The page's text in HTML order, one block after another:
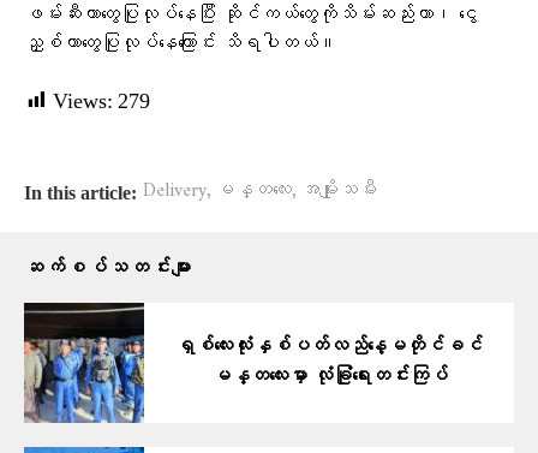
ဖမ်းဆီးတာတွေပြုလုပ်နေပြီး ဆိုင်ကယ်တွေကိုသိမ်းဆည်းတာ၊ ငွေ
ညှစ်တာတွေပြုလုပ်နေကြောင်း သိရပါတယ်။
Views: 279
In this article: Delivery, မန္တလေး, အမျိုးသမီး
ဆက်စပ်သတင်းများ
ရှစ်လေးလုံးနှစ်ပတ်လည်နေ့မတိုင်ခင်
မန္တလေးမှာ လုံခြုံရေးတင်းကြပ်